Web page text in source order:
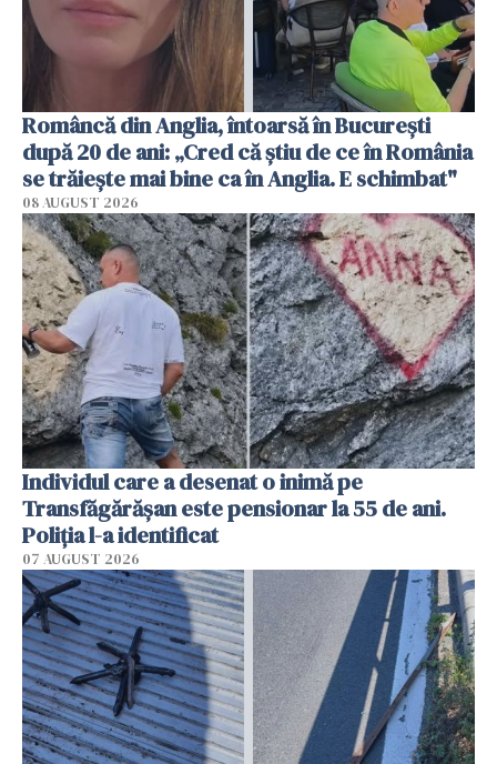
Româncă din Anglia, întoarsă în București
după 20 de ani: „Cred că știu de ce în România
se trăiește mai bine ca în Anglia. E schimbat"
08 AUGUST 2026
Individul care a desenat o inimă pe
Transfăgărășan este pensionar la 55 de ani.
Poliția l-a identificat
07 AUGUST 2026